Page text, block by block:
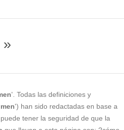
»
'. Todas las definiciones y
') han sido redactadas en base a
puede tener la seguridad de que la